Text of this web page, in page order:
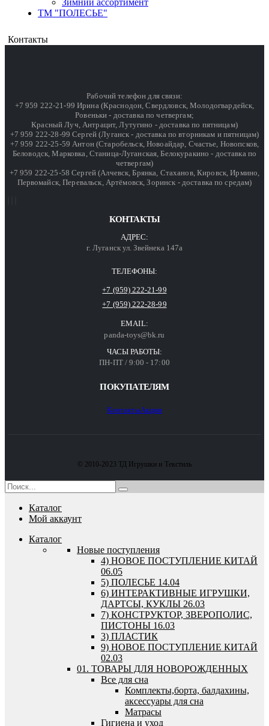
ТМ "ПОЛЕСЬЕ"
Контакты
Рабочий телефон для связи:
+7 959 222-21-99 Ирина (Краснодон, Свердловск, Молодогвардейск,
Ровеньки - доставка по четвергам;
Красный Луч, Антрацит, Лутугино - доставка по пятницам)
+7 959 222-28-99 Сергей (Луганск - доставка по вторникам и пятницам)
+7 959 222-25-59 Антон (Старобельск, Новоайдар, Счастье, Новопсков,
Беловодск, Марковка, Станица-Луганская, Белокуракино - доставка по
четвергам)
+7 959 222-25-58 Сергей (Алчевск, Брянка, Стаханов, Кировск, Ирмино,
Первомайск, Перевальск, Артёмовск, Зоринск - доставка по средам)
КОНТАКТЫ
АДРЕС:
г. Луганск ул. Звейнека 147а
ТЕЛЕФОНЫ:
+7 (959) 222-21-99
+7 (959) 222-28-99
EMAIL:
panda-toys@bk.ru
ЧАСЫ РАБОТЫ:
ПН-ПТ / 9:00 - 17:00
ПОКУПАТЕЛЯМ
КонтактыАкции
© 2010-2023 ТД Игрушки и Текстиль
Каталог
Мой аккаунт
Каталог
Новые поступления
4) НОВОЕ ПОСТУПЛЕНИЕ КИТАЙ
06.05
5) ПОЛЕСЬЕ 14.04
6) ИНТЕРАКТИВНЫЕ ИГРУШКИ,
ДАРТСЫ, КУКЛЫ 26.03
7) КОНСТРУКТОР, ЗВЕРОПОЛИС,
ПИСТОНЫ 16.03
3) ПЛАСТИК
9) НОВОЕ ПОСТУПЛЕНИЕ КИТАЙ
02.03
01. ТОВАРЫ ДЛЯ НОВОРОЖДЕННЫХ
Все для сна
Комплекты,борта, балдахины,
аксессуары для сна
Матрасы
Гигиена и уход